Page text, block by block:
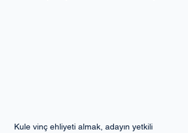
Kule vinç ehliyeti almak, adayın yetkili